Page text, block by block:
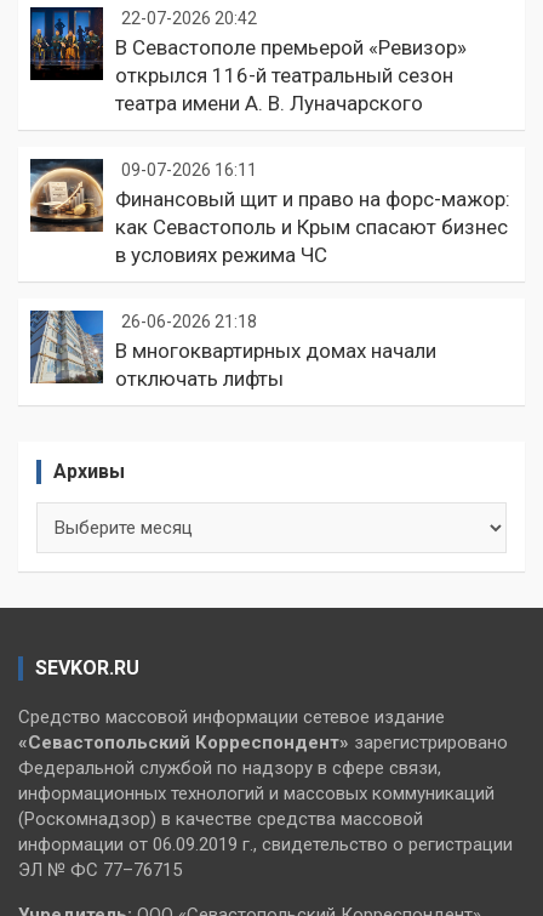
22-07-2026 20:42
В Севастополе премьерой «Ревизор»
открылся 116-й театральный сезон
театра имени А. В. Луначарского
09-07-2026 16:11
Финансовый щит и право на форс-мажор:
как Севастополь и Крым спасают бизнес
в условиях режима ЧС
26-06-2026 21:18
В многоквартирных домах начали
отключать лифты
Архивы
SEVKOR.RU
Средство массовой информации сетевое издание
«Севастопольский Корреспондент» зарегистрировано
Федеральной службой по надзору в сфере связи,
информационных технологий и массовых коммуникаций
(Роскомнадзор) в качестве средства массовой
информации от 06.09.2019 г., свидетельство о регистрации
ЭЛ № ФС 77–76715